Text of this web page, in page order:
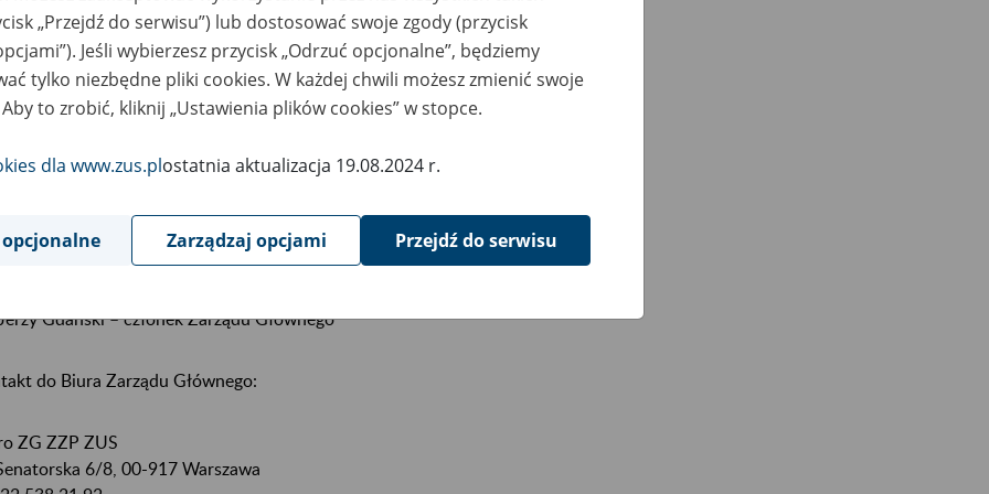
Zarządu Głównego ZZP ZUS wchodzą:
Wójcik - Przewodnicząca Związku
Betliński - Wiceprzewodniczący Zarządu Głównego
Magdalena Strzyżewska - Sekretarz Zarządu Głównego
Grażyna Aksamit - Skarbnik Zarządu Głównego
Alicja Borkowska – członek Zarządu Głównego
Filip Krasoń – członek Zarządu Głównego
Gdański – członek Zarządu Głównego
do Biura Zarządu Głównego:
ZG ZZP ZUS
6/8, 00-917 Warszawa
„Przejdź do serwisu”) lub dostosować swoje zgody (przycisk
Jeśli wybierzesz przycisk „Odrzuć opcjonalne”, będziemy
tylko niezbędne pliki cookies. W każdej chwili możesz zmienić swoje
to zrobić, kliknij „Ustawienia plików cookies” w stopce.
dla www.zus.plostatnia aktualizacja 19.08.2024 r.
Zarządzaj opcjami Przejdź do serwisu